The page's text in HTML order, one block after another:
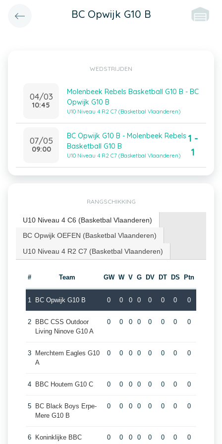
BC Opwijk G10 B
WEDSTRIJDEN
04/03
10:45
Molenbeek Rebels Basketball G10 B - BC
Opwijk G10 B
U10 Niveau 4 R2 C7 (Basketbal Vlaanderen)
07/05
09:00
BC Opwijk G10 B - Molenbeek Rebels
Basketball G10 B
U10 Niveau 4 R2 C7 (Basketbal Vlaanderen)
1 -
1
RANGSCHIKKING
U10 Niveau 4 C6 (Basketbal Vlaanderen)
BC Opwijk OEFEN (Basketbal Vlaanderen)
U10 Niveau 4 R2 C7 (Basketbal Vlaanderen)
# Team GW W V G DV DT DS Ptn
1 BC Opwijk G10 B 0 0 0 0 0 0 0 0
2
BBC CSS Outdoor
Living Ninove G10 A
0 0 0 0 0 0 0 0
3
Merchtem Eagles G10
A
0 0 0 0 0 0 0 0
4 BBC Houtem G10 C 0 0 0 0 0 0 0 0
5
BC Black Boys Erpe-
Mere G10 B
0 0 0 0 0 0 0 0
6
Koninklijke BBC
0 0 0 0 0 0 0 0